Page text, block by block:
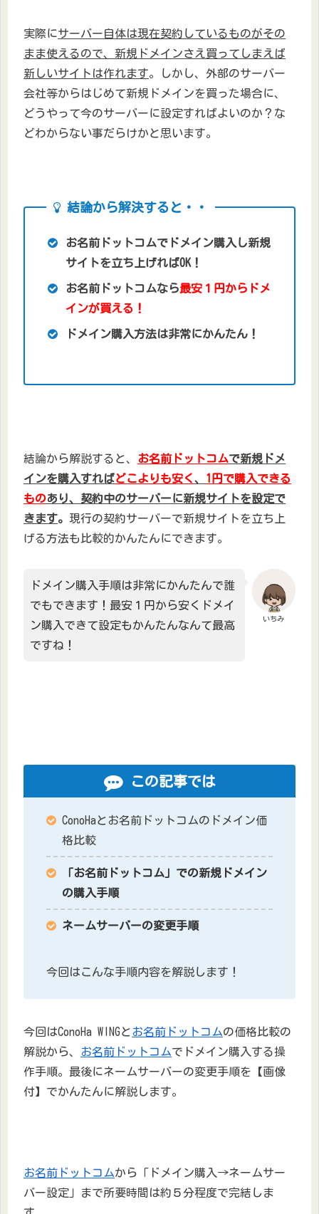
実際にサーバー自体は現在契約しているものがその
まま使えるので、新規ドメインさえ買ってしまえば
新しいサイトは作れます。しかし、外部のサーバー
会社等からはじめて新規ドメインを買った場合に、
どうやって今のサーバーに設定すればよいのか？な
どわからない事だらけかと思います。
結論から解決すると・・
お名前ドットコムでドメイン購入し新規
サイトを立ち上げればOK！
お名前ドットコムなら最安１円からドメ
インが買える！
ドメイン購入方法は非常にかんたん！
結論から解説すると、 お名前ドットコムで新規ドメ
インを購入すればどこよりも安く 、 1円で購入できる
ものあり、契約中のサーバーに新規サイトを設定で
きます。 現行の契約サーバーで新規サイトを立ち上
げる方法も比較的かんたんにできます。
いちみ
ドメイン購入手順は非常にかんたんで誰
でもできます！最安１円から安くドメイ
ン購入できて設定もかんたんなんて最高
ですね！
この記事では
ConoHaとお名前ドットコムのドメイン価
格比較
「お名前ドットコム」での新規ドメイン
の購入手順
ネームサーバーの変更手順
今回はこんな手順内容を解説します！
今回はConoHa WINGと お名前ドットコムの価格比較の
解説から、
お名前ドットコムでドメイン購入する操
作手順。最後にネームサーバーの変更手順を【画像
付】でかんたんに解説します。
お名前ドットコムから「ドメイン購入→ネームサー
バー設定」まで所要時間は約５分程度で完結しま